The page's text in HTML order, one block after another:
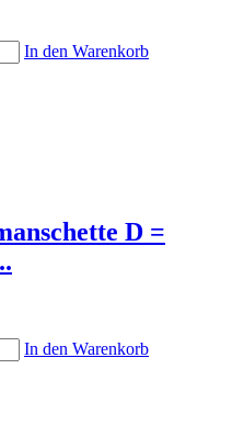
In den Warenkorb
D =
In den Warenkorb